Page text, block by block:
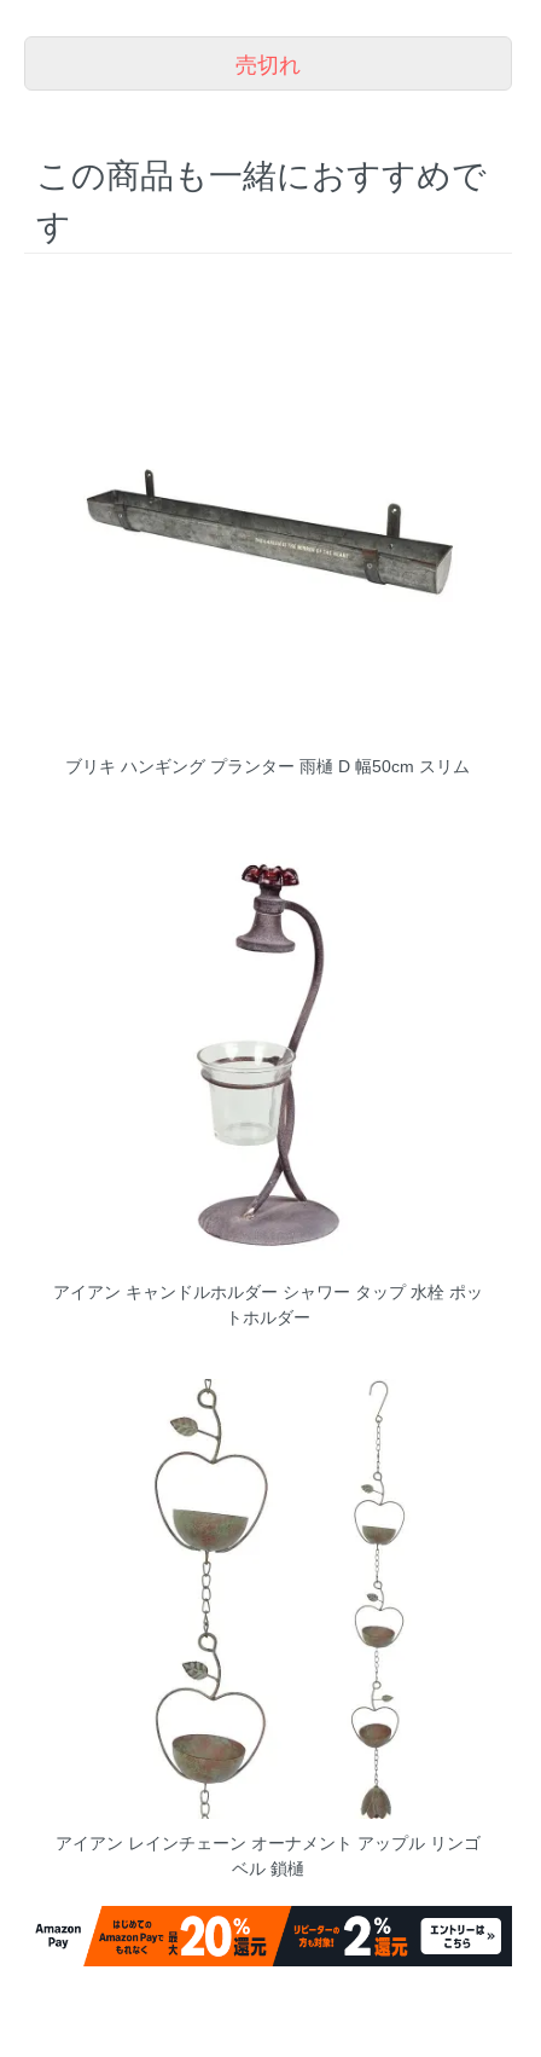
売切れ
この商品も一緒におすすめで
す
ブリキ ハンギング プランター 雨樋 D 幅50cm スリム
アイアン キャンドルホルダー シャワー タップ 水栓 ポッ
トホルダー
アイアン レインチェーン オーナメント アップル リンゴ
ベル 鎖樋